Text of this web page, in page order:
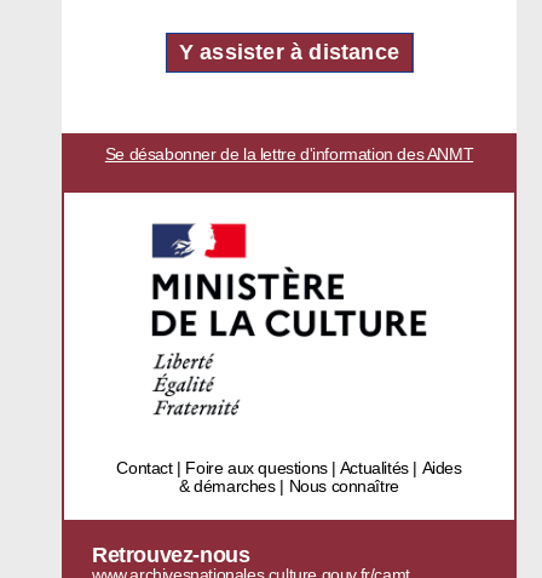
Y assister à distance
Se désabonner de la lettre d'information des ANMT
Contact| Foire aux questions| Actualités| Aides
& démarches| Nous connaître
Retrouvez-nous